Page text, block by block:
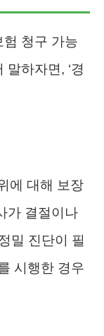
청구 가능
하자면, ‘경
에 대해 보장
가 결절이나
밀 진단이 필
시행한 경우